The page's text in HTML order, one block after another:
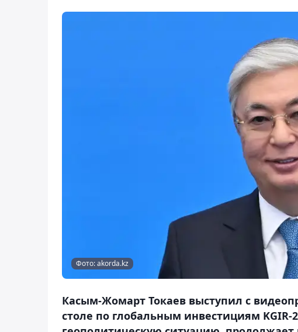
Фото: akorda.kz
Касым-Жомарт Токаев выступил с
столе по глобальным инвестициям KGIR-